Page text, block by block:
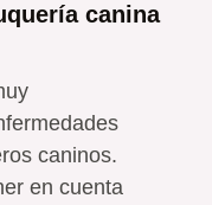
canina
caninos.
en cuenta